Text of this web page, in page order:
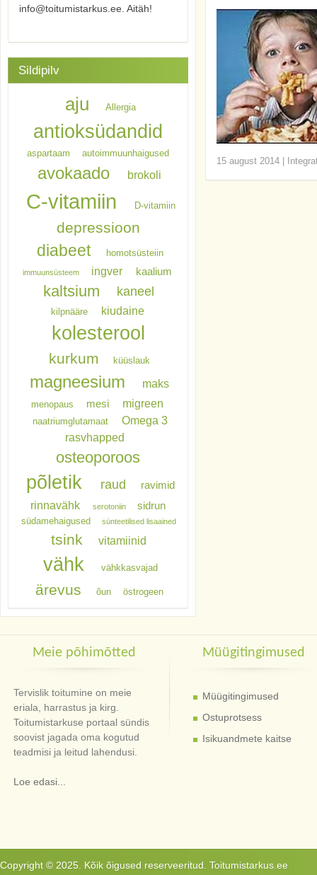
15 august 2014
info@toitumistarkus.ee. Aitäh!
Sildipilv
aju Allergia
antioksüdandid
aspartaam autoimmuunhaigused
avokaado brokoli
C-vitamiin D-vitamiin
depressioon
diabeet homotsüsteiin
immuunsüsteem ingver kaalium
kaltsium kaneel
kilpnääre kiudaine
kolesterool
kurkum küüslauk
magneesium maks
menopaus mesi migreen
naatriumglutamaat
Omega 3
rasvhapped
osteoporoos
põletik raud ravimid
rinnavähk serotoniin sidrun
südamehaigused sünteetilised lisaained
tsink vitamiinid
vähk vähkkasvajad
ärevus õun östrogeen
Meie põhimõtted
Tervislik toitumine on meie
eriala, harrastus ja kirg.
Toitumistarkuse portaal sündis
soovist jagada oma kogutud
teadmisi ja leitud lahendusi.
Loe edasi...
Müügitingimused
Müügitingimused
Ostuprotsess
Isikuandmete kaitse
Copyright © 2025. Kõik õigused reserveeritud. Toitumistarkus.ee